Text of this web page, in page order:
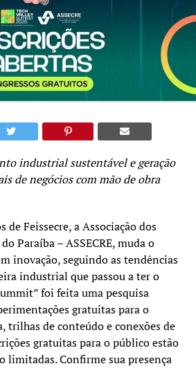
industrial sustentável e geração
de negócios com mão de obra
de Feissecre, a Associação dos
Paraíba – ASSECRE, muda o
inovação, seguindo as tendências
industrial que passou a ter o
foi feita uma pesquisa
gratuitas para o
trilhas de conteúdo e conexões de
gratuitas para o público estão
limitadas. Confirme sua presença